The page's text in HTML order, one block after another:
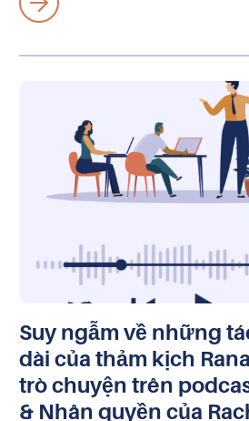
Suy ngẫm về những
dài của thảm kịch
trò chuyện trên
& Nhân quyền của